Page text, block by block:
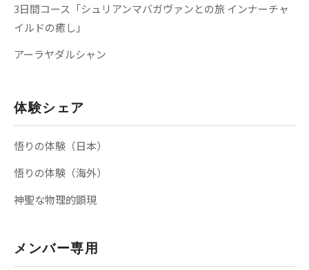
3日間コース「シュリアンマバガヴァンとの旅 インナーチャ
イルドの癒し」
アーラヤダルシャン
体験シェア
悟りの体験（日本）
悟りの体験（海外）
神聖な物理的顕現
メンバー専用